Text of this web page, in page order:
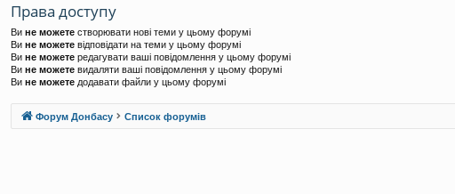
Права доступу
Ви не можете створювати нові теми у цьому форумі
Ви не можете відповідати на теми у цьому форумі
Ви не можете редагувати ваші повідомлення у цьому форумі
Ви не можете видаляти ваші повідомлення у цьому форумі
Ви не можете додавати файли у цьому форумі
Форум Донбасу Список форумів